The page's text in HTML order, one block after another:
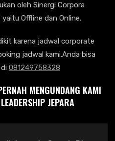
oleh Sinergi Corpora
Offline dan Online.
karena jadwal corporate
jadwal kami.Anda bisa
081249758328
MENGUNDANG KAMI
JEPARA